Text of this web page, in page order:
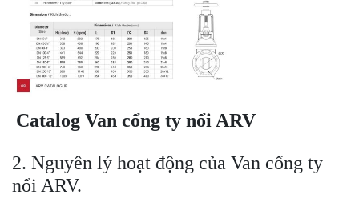
Catalog Van cổng ty nổi ARV
2. Nguyên lý hoạt động của Van cổng ty
nổi ARV.